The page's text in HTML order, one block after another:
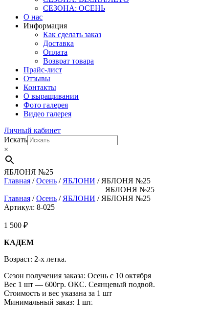
СЕЗОНА: ОСЕНЬ
О нас
Информация
Как сделать заказ
Доставка
Оплата
Возврат товара
Прайс-лист
Отзывы
Контакты
О выращивании
Фото галерея
Видео галерея
Личный кабинет
Искать
×
ЯБЛОНЯ №25
Главная /Осень / ЯБЛОНИ / ЯБЛОНЯ №25
ЯБЛОНЯ №25
Главная /Осень / ЯБЛОНИ / ЯБЛОНЯ №25
Артикул: 8-025
1 500 ₽
КАДЕМ
Возраст: 2-х летка.
Сезон получения заказа: Осень с 10 октября
Вес 1 шт — 600гр. ОКС. Сеянцевый подвой.
Стоимость и вес указана за 1 шт
Минимальный заказ: 1 шт.